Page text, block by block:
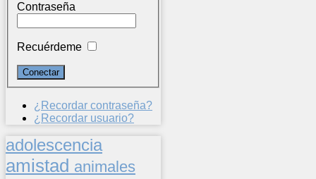
Contraseña
Recuérdeme
¿Recordar contraseña?
¿Recordar usuario?
adolescencia
amistad animales